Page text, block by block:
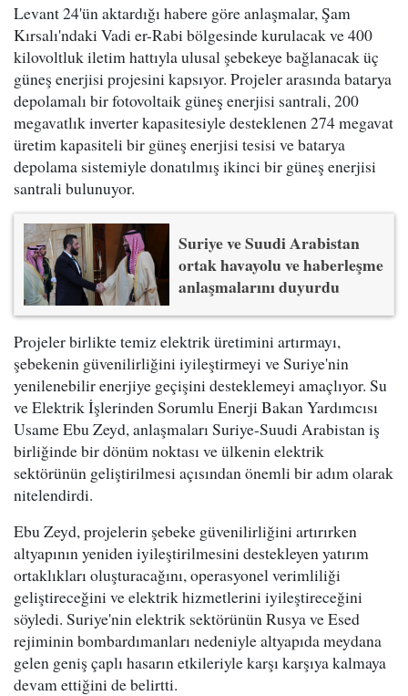
Levant 24'ün aktardığı habere göre anlaşmalar, Şam
Kırsalı'ndaki Vadi er-Rabi bölgesinde kurulacak ve 400
kilovoltluk iletim hattıyla ulusal şebekeye bağlanacak üç
güneş enerjisi projesini kapsıyor. Projeler arasında batarya
depolamalı bir fotovoltaik güneş enerjisi santrali, 200
megavatlık inverter kapasitesiyle desteklenen 274 megavat
üretim kapasiteli bir güneş enerjisi tesisi ve batarya
depolama sistemiyle donatılmış ikinci bir güneş enerjisi
santrali bulunuyor.
Suriye ve Suudi Arabistan
ortak havayolu ve haberleşme
anlaşmalarını duyurdu
Projeler birlikte temiz elektrik üretimini artırmayı,
şebekenin güvenilirliğini iyileştirmeyi ve Suriye'nin
yenilenebilir enerjiye geçişini desteklemeyi amaçlıyor. Su
ve Elektrik İşlerinden Sorumlu Enerji Bakan Yardımcısı
Usame Ebu Zeyd, anlaşmaları Suriye-Suudi Arabistan iş
birliğinde bir dönüm noktası ve ülkenin elektrik
sektörünün geliştirilmesi açısından önemli bir adım olarak
nitelendirdi.
Ebu Zeyd, projelerin şebeke güvenilirliğini artırırken
altyapının yeniden iyileştirilmesini destekleyen yatırım
ortaklıkları oluşturacağını, operasyonel verimliliği
geliştireceğini ve elektrik hizmetlerini iyileştireceğini
söyledi. Suriye'nin elektrik sektörünün Rusya ve Esed
rejiminin bombardımanları nedeniyle altyapıda meydana
gelen geniş çaplı hasarın etkileriyle karşı karşıya kalmaya
devam ettiğini de belirtti.